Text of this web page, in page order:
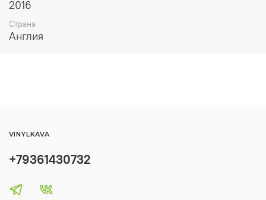
2016
Страна
Англия
+79361430732
VINYLKAVA